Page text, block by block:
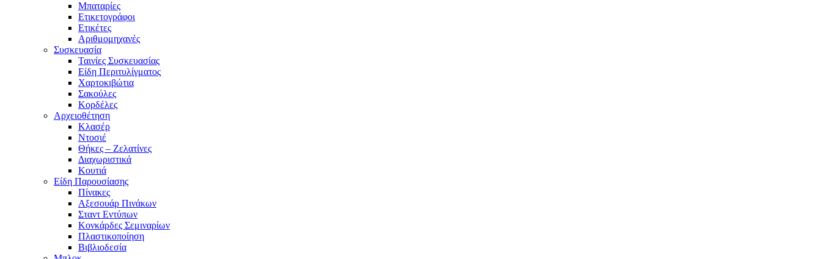
Μπαταρίες
Ετικετογράφοι
Ετικέτες
Αριθμομηχανές
Συσκευασία
Ταινίες Συσκευασίας
Είδη Περιτυλίγματος
Χαρτοκιβώτια
Σακούλες
Κορδέλες
Αρχειοθέτηση
Κλασέρ
Ντοσιέ
Θήκες – Ζελατίνες
Διαχωριστικά
Κουτιά
Είδη Παρουσίασης
Πίνακες
Αξεσουάρ Πινάκων
Σταντ Εντύπων
Κονκάρδες Σεμιναρίων
Πλαστικοποίηση
Βιβλιοδεσία